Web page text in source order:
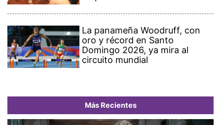
La panameña Woodruff, con
oro y récord en Santo
Domingo 2026, ya mira al
circuito mundial
Más Recientes